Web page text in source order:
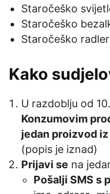
Staročeško
Staročeško
Staročeško
Kako
U razdoblju od
Konzumovim
jedan proizvod
(popis je iznad)
Prijavi se na
Pošalji SMS s